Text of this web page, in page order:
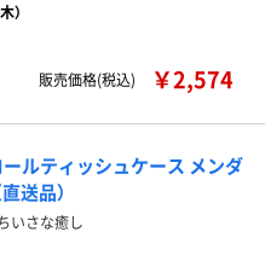
）
販売価格(税込) ￥2,574
ルティッシュケース メンダ
送品）
いさな癒し